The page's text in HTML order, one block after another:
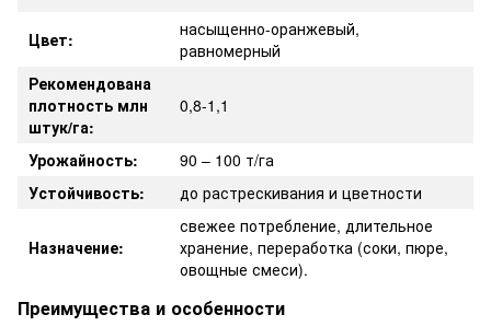
Цвет:
насыщенно-оранжевый,
равномерный
Рекомендована
плотность млн
штук/га:
0,8-1,1
Урожайность:
90 – 100 т/га
Устойчивость:
до растрескивания и цветности
Назначение:
свежее потребление, длительное
хранение, переработка (соки, пюре,
овощные смеси).
Преимущества и особенности